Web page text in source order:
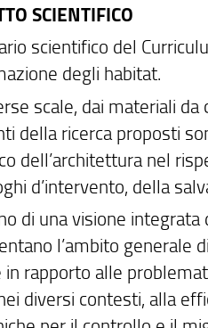
SCIENTIFICO
scientifico del
degli habitat.
scale, dai materiali
della ricerca proposti
dell’architettura nel
d’intervento, della
di una visione
l’ambito generale
in rapporto alle
diversi contesti, alla